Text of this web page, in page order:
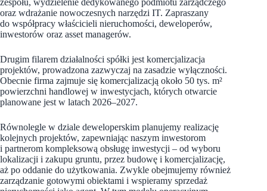
zespołu, wydzielenie dedykowanego podmiotu zarządczego
oraz wdrażanie nowoczesnych narzędzi IT. Zapraszany
do współpracy właścicieli nieruchomości, deweloperów,
inwestorów oraz asset managerów.
Drugim filarem działalności spółki jest komercjalizacja
projektów, prowadzona zazwyczaj na zasadzie wyłączności.
Obecnie firma zajmuje się komercjalizacją około 50 tys. m²
powierzchni handlowej w inwestycjach, których otwarcie
planowane jest w latach 2026–2027.
Równolegle w dziale deweloperskim planujemy realizację
kolejnych projektów, zapewniając naszym inwestorom
i partnerom kompleksową obsługę inwestycji – od wyboru
lokalizacji i zakupu gruntu, przez budowę i komercjalizację,
aż po oddanie do użytkowania. Zwykle obejmujemy również
zarządzanie gotowymi obiektami i wspieramy sprzedaż